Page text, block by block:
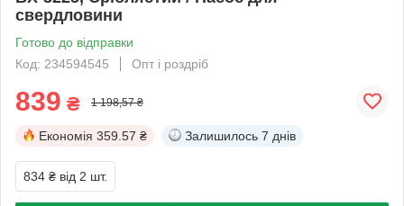
свердловини
Готово до відправки
Код: 234594545
Опт і роздріб
839 ₴ 1 198,57 ₴
Економія 359.57 ₴ Залишилось 7 днів
834 ₴ від 2 шт.